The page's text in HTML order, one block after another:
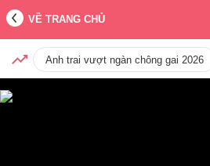
VỀ TRANG CHỦ
Anh trai vượt ngàn chông gai 2026